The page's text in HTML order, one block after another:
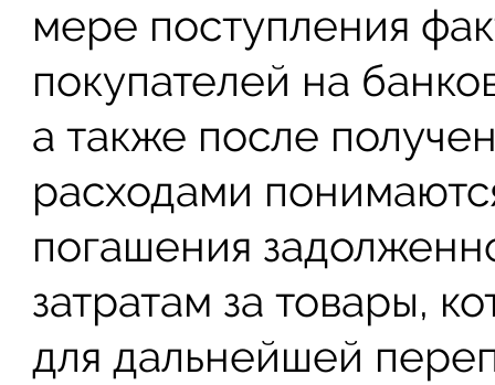
мере поступления
покупателей на
а также после
расходами
погашения
затратам за товары,
для дальнейшей